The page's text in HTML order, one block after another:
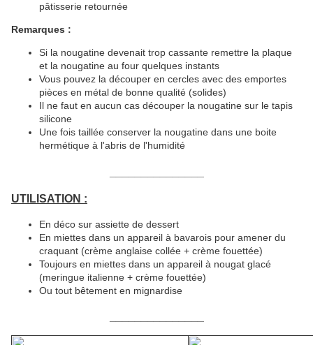
pâtisserie retournée
Remarques :
Si la nougatine devenait trop cassante remettre la plaque
et la nougatine au four quelques instants
Vous pouvez la découper en cercles avec des emportes
pièces en métal de bonne qualité (solides)
Il ne faut en aucun cas découper la nougatine sur le tapis
silicone
Une fois taillée conserver la nougatine dans une boite
hermétique à l'abris de l'humidité
UTILISATION :
En déco sur assiette de dessert
En miettes dans un appareil à bavarois pour amener du
craquant (crème anglaise collée + crème fouettée)
Toujours en miettes dans un appareil à nougat glacé
(meringue italienne + crème fouettée)
Ou tout bêtement en mignardise